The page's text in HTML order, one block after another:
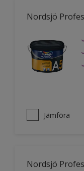
Nordsjö
Jämföra
Nordsjö